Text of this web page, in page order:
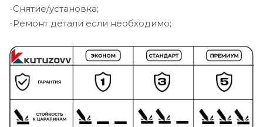
-Снятие/установка;
-Ремонт детали если необходимо;